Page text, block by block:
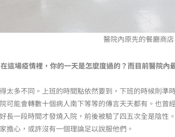
醫院內原先的餐廳商
這場疫情裡，你的一天是怎麼度過的？而目前醫院
太多不同。上班的時間點依然要到，下班的時候則
可能會轉數十個病人南下等等的傳言天天都有。也
長一段時間才發燒入院，前後被驗了四五次全是陰
擔心，或許沒有一個理論足以說服他們。